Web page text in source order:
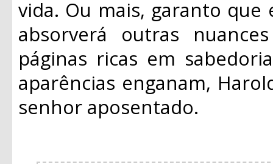
vida. Ou mais, garanto que
absorverá outras
páginas ricas em
aparências enganam,
senhor aposentado.